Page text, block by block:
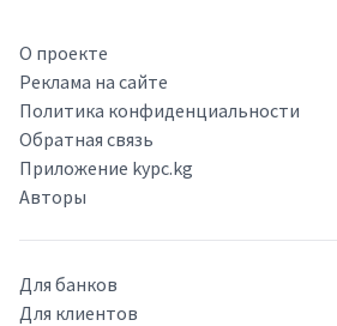
О проекте
Реклама на сайте
Политика конфиденциальности
Обратная связь
Приложение kypc.kg
Авторы
Для банков
Для клиентов